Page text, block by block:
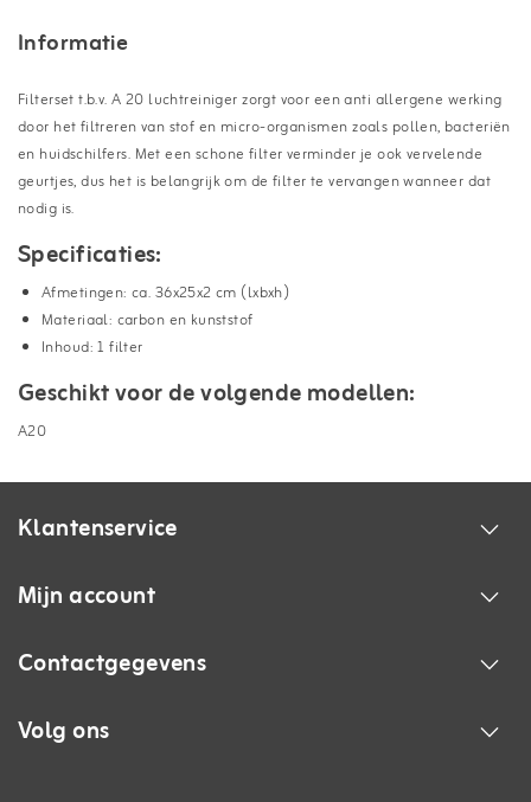
Informatie
Filterset t.b.v. A 20 luchtreiniger zorgt voor een anti allergene werking
door het filtreren van stof en micro-organismen zoals pollen, bacteriën
en huidschilfers. Met een schone filter verminder je ook vervelende
geurtjes, dus het is belangrijk om de filter te vervangen wanneer dat
nodig is.
Specificaties:
Afmetingen: ca. 36x25x2 cm (lxbxh)
Materiaal: carbon en kunststof
Inhoud: 1 filter
Geschikt voor de volgende modellen:
A20
Klantenservice
Mijn account
Contactgegevens
Volg ons